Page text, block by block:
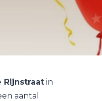
Rijnstraat in
aantal